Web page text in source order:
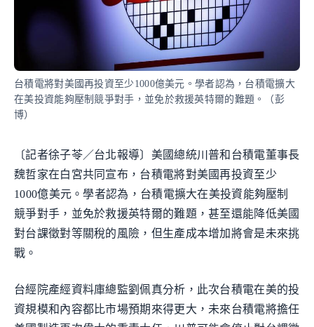
台積電將對美國再投資至少1000億美元。學者認為，台積電擴大
在美投資能夠壓制競爭對手，並免於救援英特爾的難題。（彭
博）
〔記者徐子苓／台北報導〕美國總統川普和台積電董事長
魏哲家在白宮共同宣布，台積電將對美國再投資至少
1000億美元。學者認為，台積電擴大在美投資能夠壓制
競爭對手，並免於救援英特爾的難題，甚至還能降低美國
對台課徵對等關稅的風險，但生產成本增加將會是未來挑
戰。
台經院產經資料庫總監劉佩真分析，此次台積電在美的投
資規模和內容都比市場預期來得更大，未來台積電將擔任